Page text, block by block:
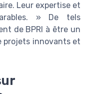
Leur expertise et
» De tels
de BPRI à être un
projets innovants et